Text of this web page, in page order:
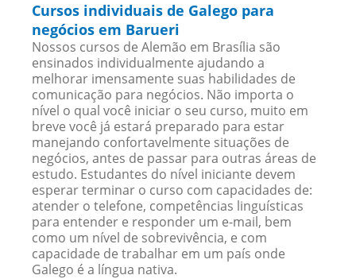
Cursos individuais de Galego para
negócios em Barueri
Nossos cursos de Alemão em Brasília são
ensinados individualmente ajudando a
melhorar imensamente suas habilidades de
comunicação para negócios. Não importa o
nível o qual você iniciar o seu curso, muito em
breve você já estará preparado para estar
manejando confortavelmente situações de
negócios, antes de passar para outras áreas de
estudo. Estudantes do nível iniciante devem
esperar terminar o curso com capacidades de:
atender o telefone, competências linguísticas
para entender e responder um e-mail, bem
como um nível de sobrevivência, e com
capacidade de trabalhar em um país onde
Galego é a língua nativa.